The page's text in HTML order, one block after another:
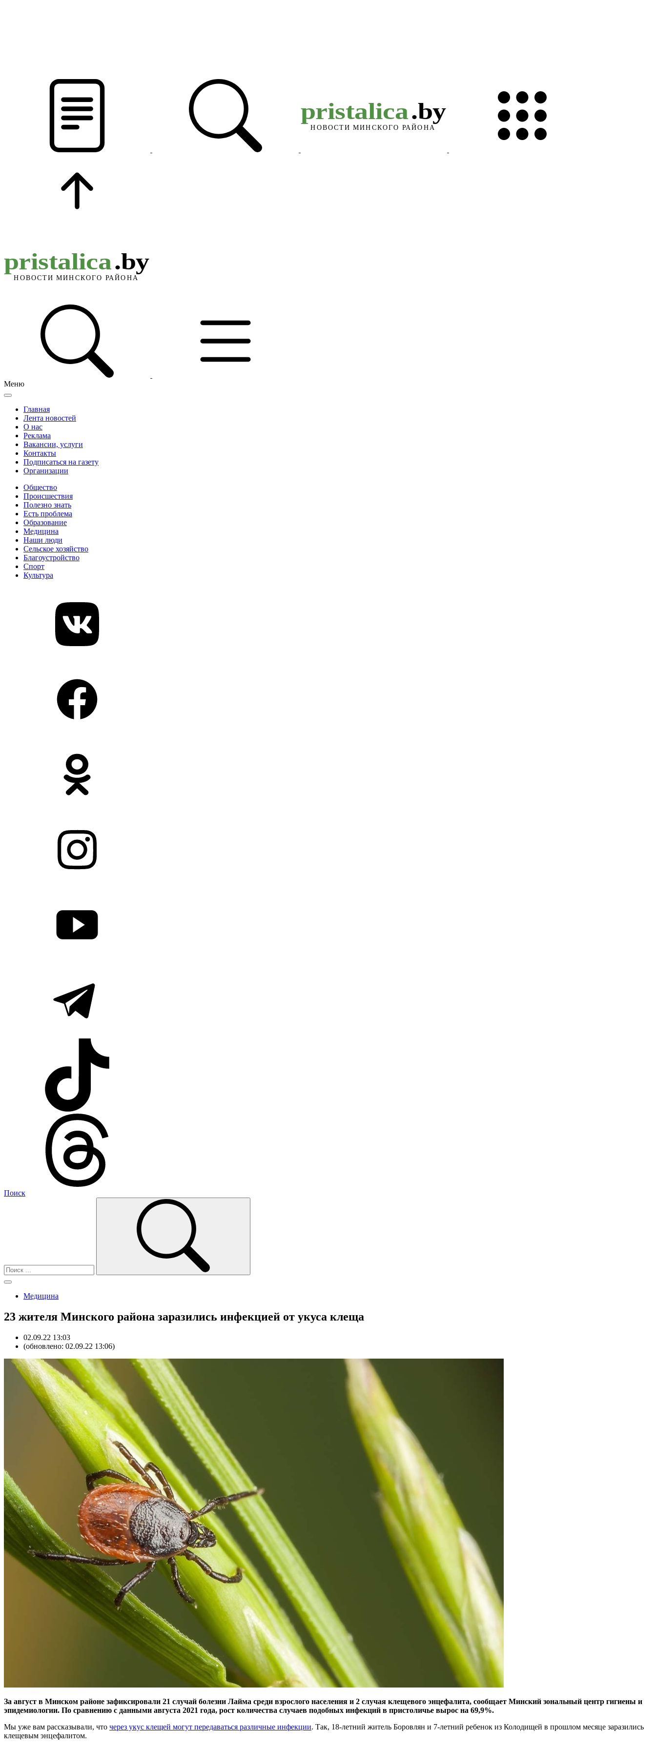
Меню
Главная
Лента новостей
О нас
Реклама
Вакансии, услуги
Контакты
Подписаться на газету
Организации
Общество
Происшествия
Полезно знать
Есть проблема
Образование
Медицина
Наши люди
Сельское хозяйство
Благоустройство
Спорт
Культура
Поиск
Медицина
23 жителя Минского района заразились инфекцией от укуса клеща
02.09.22 13:03
(обновлено: 02.09.22 13:06)
За август в Минском районе зафиксировали 21 случай болезни Лайма среди взрослого населения и 2 случая клещевого энцефалита, сообщает Минский зональный центр гигиены и
эпидемиологии. По сравнению с данными августа 2021 года, рост количества случаев подобных инфекций в пристоличье вырос на 69,9%.
Мы уже вам рассказывали, что через укус клещей могут передаваться различные инфекции. Так, 18-летний житель Боровлян и 7-летний ребенок из Колодищей в прошлом месяце заразились
клещевым энцефалитом.